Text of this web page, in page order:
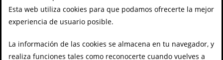
Esta web utiliza cookies para que podamos ofrecerte la mejor
experiencia de usuario posible.
La información de las cookies se almacena en tu navegador, y
realiza funciones tales como reconocerte cuando vuelves a